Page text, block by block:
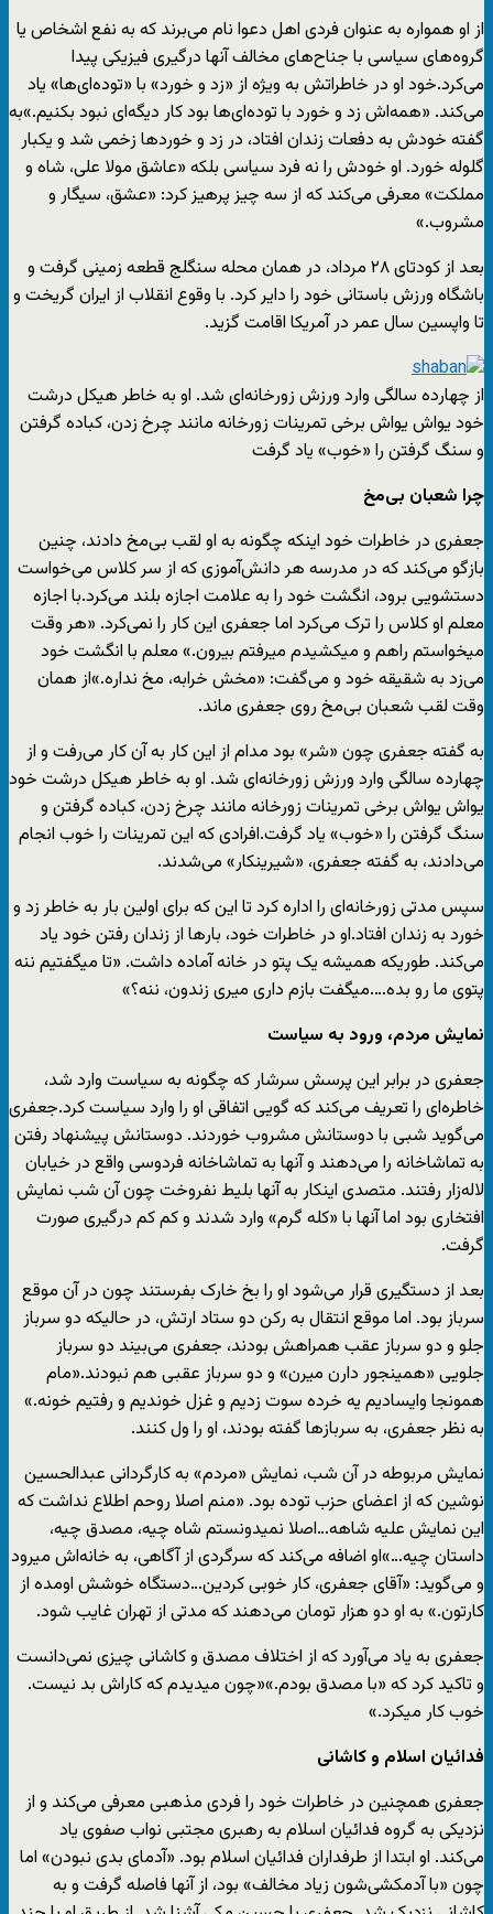
از او همواره به عنوان فردی اهل دعوا نام می‌برند که به نفع اشخاص یا
گروه‌های سیاسی با جناح‌های مخالف آنها درگیری فیزیکی پیدا
می‌کرد.خود او در خاطراتش به ویژه از «زد و خورد» با «توده‌ای‌ها» یاد
می‌کند. «همه‌اش زد و خورد با توده‌ای‌ها بود کار دیگه‌ای نبود بکنیم.»به
گفته خودش به دفعات زندان افتاد، در زد و خوردها زخمی شد و یکبار
گلوله خورد. او خودش را نه فرد سیاسی بلکه «عاشق مولا علی، شاه و
مملکت» معرفی می‌کند که از سه چیز پرهیز کرد: «عشق، سیگار و
مشروب.»
بعد از کودتای ۲۸ مرداد، در همان محله سنگلج قطعه زمینی گرفت و
باشگاه ورزش باستانی خود را دایر کرد. با وقوع انقلاب از ایران گریخت و
تا واپسین سال‌ عمر در آمریکا اقامت گزید.
از چهارده سالگی وارد ورزش زورخانه‌ای شد. او به خاطر هیکل درشت
خود یواش یواش برخی تمرینات زورخانه مانند چرخ زدن، کباده گرفتن
و سنگ گرفتن را «خوب» یاد گرفت
چرا شعبان بی‌مخ
جعفری در خاطرات خود اینکه چگونه به او لقب بی‌مخ دادند، چنین
بازگو می‌کند که در مدرسه هر دانش‌آموزی که از سر کلاس می‌خواست
دستشویی برود، انگشت خود را به علامت اجازه بلند می‌کرد.با اجازه
معلم او کلاس را ترک می‌کرد اما جعفری این کار را نمی‌کرد. «هر وقت
میخواستم راهم و میکشیدم میرفتم بیرون.» معلم با انگشت خود
می‌زد به شقیقه‌ خود و می‌گفت: «مخش خرابه، مخ نداره.»از همان
وقت لقب شعبان بی‌مخ روی جعفری ماند.
به گفته جعفری چون «شر» بود مدام از این کار به آن کار می‌رفت و از
چهارده سالگی وارد ورزش زورخانه‌ای شد. او به خاطر هیکل درشت خود
یواش یواش برخی تمرینات زورخانه مانند چرخ زدن، کباده گرفتن و
سنگ گرفتن را «خوب» یاد گرفت.افرادی که این تمرینات را خوب انجام
می‌دادند، به گفته جعفری، «شیرینکار» می‌شدند.
سپس مدتی زورخانه‌ای را اداره کرد تا این که برای اولین بار به خاطر زد و
خورد به زندان افتاد.او در خاطرات خود، بارها از زندان رفتن خود یاد
می‌کند. طوریکه همیشه یک پتو در خانه آماده داشت. «تا میگفتیم ننه
پتوی ما رو بده….میگفت بازم داری میری زندون، ننه؟»
نمایش مردم، ورود به سیاست
جعفری در برابر این پرسش سرشار که چگونه به سیاست وارد شد،
خاطره‌ای را تعریف می‌کند که گویی اتفاقی او را وارد سیاست کرد.جعفری
می‌گوید شبی با دوستانش مشروب خوردند. دوستانش پیشنهاد رفتن
به تماشاخانه را می‌دهند و آنها به تماشاخانه فردوسی واقع در خیابان
لاله‌زار رفتند. متصدی اینکار به آنها بلیط نفروخت چون آن شب نمایش
افتخاری بود اما آنها با «کله گرم» وارد شدند و کم کم درگیری صورت
گرفت.
بعد از دستگیری قرار می‌شود او را بخ خارک بفرستند چون در آن موقع
سرباز بود. اما موقع انتقال به رکن دو ستاد ارتش، در حالیکه دو سرباز
جلو و دو سرباز عقب همراهش بودند، جعفری می‌بیند دو سرباز
جلویی «همینجور دارن میرن» و دو سرباز عقبی هم نبودند.«مام
همونجا وایسادیم یه خرده سوت زدیم و غزل خوندیم و رفتیم خونه.»
به نظر جعفری، به سربازها گفته بودند، او را ول کنند.
نمایش مربوطه در آن شب، نمایش «مردم» به کارگردانی عبدالحسین
نوشین که از اعضای حزب توده بود. «منم اصلا روحم اطلاع نداشت که
این نمایش علیه شاهه…اصلا نمیدونستم شاه چیه، مصدق چیه،
داستان چیه…»او اضافه می‌کند که سرگردی از آگاهی، به خانه‌اش می‎رود
و می‌گوید: «آقای جعفری، کار خوبی کردین…دستگاه خوشش اومده از
کارتون.» به او دو هزار تومان می‌دهند که مدتی از تهران غایب شود.
جعفری به یاد می‌آورد که از اختلاف مصدق و کاشانی چیزی نمی‌دانست
و تاکید کرد که «با مصدق بودم.»«چون میدیدم که کاراش بد نیست.
خوب کار میکرد.»
فدائیان اسلام و کاشانی
جعفری همچنین در خاطرات خود را فردی مذهبی معرفی می‌کند و از
نزدیکی به گروه فدائیان اسلام به رهبری مجتبی نواب صفوی یاد
می‌کند. او ابتدا از طرفداران فدائیان اسلام بود. «آدمای بدی نبودن» اما
چون «با آدمکشی‌شون زیاد مخالف» بود، از آنها فاصله گرفت و به